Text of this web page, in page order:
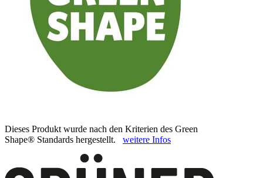
Dieses Produkt wurde nach den Kriterien des Green
Shape® Standards hergestellt. weitere Infos